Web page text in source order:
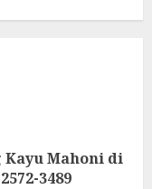
Mahoni di
3489